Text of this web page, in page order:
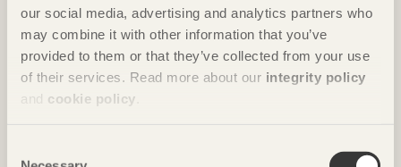
our social media, advertising and analytics partners who
may combine it with other information that you’ve
provided to them or that they’ve collected from your use
of their services. Read more about our integrity policy
and cookie policy
Hållbarhet börjar i det lokala
Ola MalmArkitektbolaget